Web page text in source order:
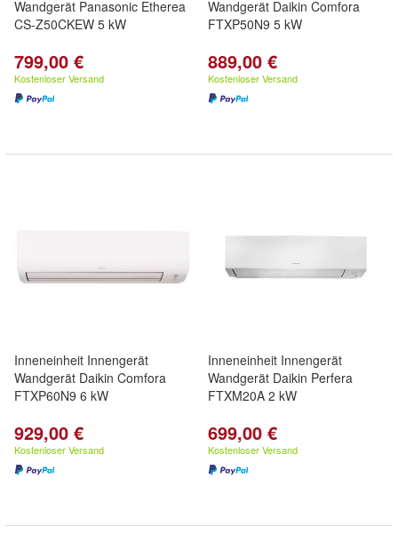
Wandgerät Panasonic Etherea
CS-Z50CKEW 5 kW
799,00 €
Kostenloser Versand
Wandgerät Daikin Comfora
FTXP50N9 5 kW
889,00 €
Kostenloser Versand
Inneneinheit Innengerät
Wandgerät Daikin Comfora
FTXP60N9 6 kW
929,00 €
Kostenloser Versand
Inneneinheit Innengerät
Wandgerät Daikin Perfera
FTXM20A 2 kW
699,00 €
Kostenloser Versand